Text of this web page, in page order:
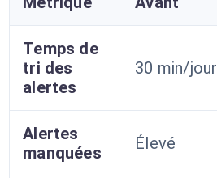
Temps de
tri des
alertes
30 min/jour
Alertes
manquées
Élevé